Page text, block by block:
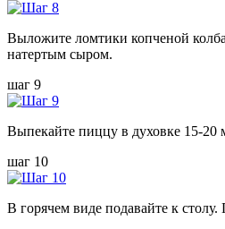
Выложите ломтики копченой
натертым сыром.
шаг 9
Выпекайте пиццу в духовке 15-20
шаг 10
В горячем виде подавайте к